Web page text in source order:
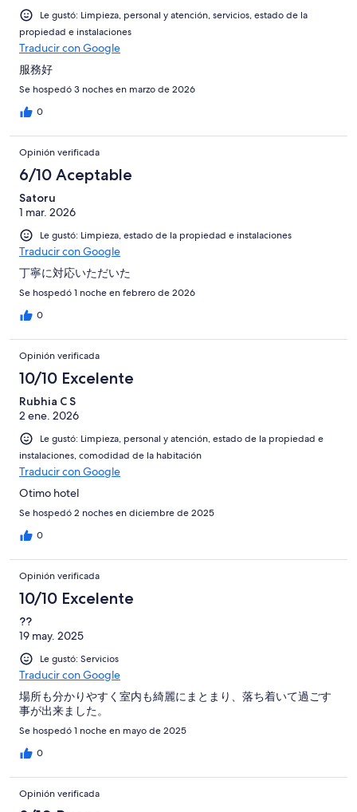
Le gustó: Limpieza, personal y atención, servicios, estado de la
propiedad e instalaciones
Traducir con Google
服務好
Se hospedó 3 noches en marzo de 2026
0
Opinión verificada
6/10 Aceptable
Satoru
1 mar. 2026
Le gustó: Limpieza, estado de la propiedad e instalaciones
Traducir con Google
丁寧に対応いただいた
Se hospedó 1 noche en febrero de 2026
0
Opinión verificada
10/10 Excelente
Rubhia C S
2 ene. 2026
Le gustó: Limpieza, personal y atención, estado de la propiedad e
instalaciones, comodidad de la habitación
Traducir con Google
Otimo hotel
Se hospedó 2 noches en diciembre de 2025
0
Opinión verificada
10/10 Excelente
??
19 may. 2025
Le gustó: Servicios
Traducir con Google
場所も分かりやすく室内も綺麗にまとまり、落ち着いて過ごす
事が出来ました。
Se hospedó 1 noche en mayo de 2025
0
Opinión verificada